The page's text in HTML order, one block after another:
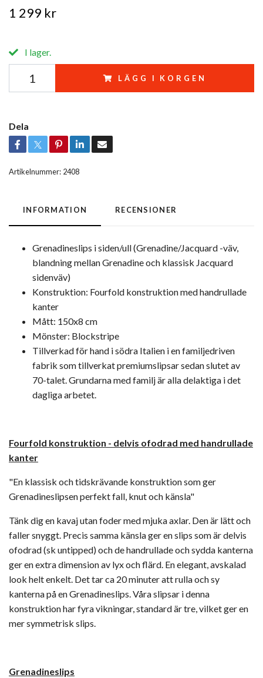
1 299 kr
I lager.
LÄGG I KORGEN
Dela
Artikelnummer: 2408
INFORMATION RECENSIONER
Grenadineslips i siden/ull (Grenadine/Jacquard -väv,
blandning mellan Grenadine och klassisk Jacquard
sidenväv)
Konstruktion: Fourfold konstruktion med handrullade
kanter
Mått: 150x8 cm
Mönster: Blockstripe
Tillverkad för hand i södra Italien i en familjedriven
fabrik som tillverkat premiumslipsar sedan slutet av
70-talet. Grundarna med familj är alla delaktiga i det
dagliga arbetet.
Fourfold konstruktion - delvis ofodrad med handrullade
kanter
"En klassisk och tidskrävande konstruktion som ger
Grenadineslipsen perfekt fall, knut och känsla"
Tänk dig en kavaj utan foder med mjuka axlar. Den är lätt och
faller snyggt. Precis samma känsla ger en slips som är delvis
ofodrad (sk untipped) och de handrullade och sydda kanterna
ger en extra dimension av lyx och flärd. En elegant, avskalad
look helt enkelt. Det tar ca 20 minuter att rulla och sy
kanterna på en Grenadineslips. Våra slipsar i denna
konstruktion har fyra vikningar, standard är tre, vilket ger en
mer symmetrisk slips.
Grenadineslips